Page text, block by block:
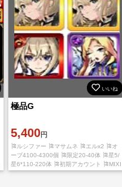
いいね
極品G
5,400円
🎏ルシファー 🎏マサムネ 🎏エルx2 🎏オ
ーブ4100-4300個 🎏限定20-40体 🎏星5/
星6*110-220体 🎏初期アカウント 🎏MIXI
アカウント 引き継ぎの際の注意 チュート